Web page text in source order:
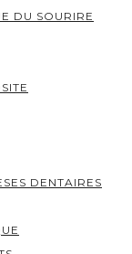
DU SOURIRE
DENTAIRES